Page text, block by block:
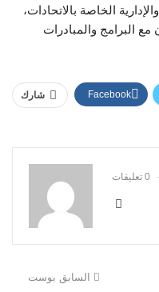
الخاصة بالاتحادات،
البرامج والمبادرات
شارك Facebook
0 تعليقات
السابق بوست